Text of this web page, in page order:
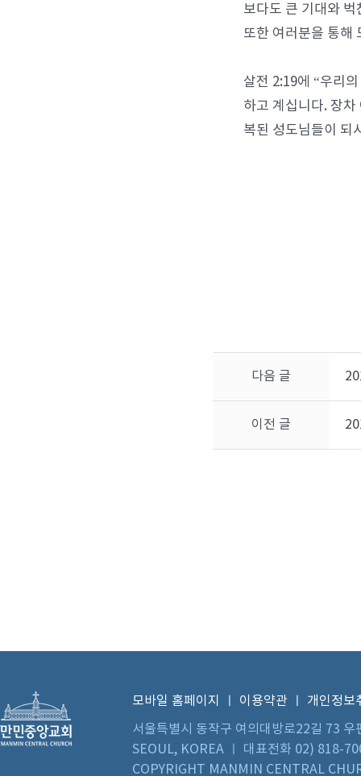
보다도 큰 기대와
또한 여러분을 통해
살전 2:19에 “우리
하고 계십니다. 장
복된 성도님들이 되
다음 글
이전 글
모바일 홈페이지 이용약관
개인정보
서울특별시 동작구 여의대방로22길 73
SEOUL, KOREA ㅣ 대표전화 02) 818-
COPYRIGHT MANMIN CENTRAL